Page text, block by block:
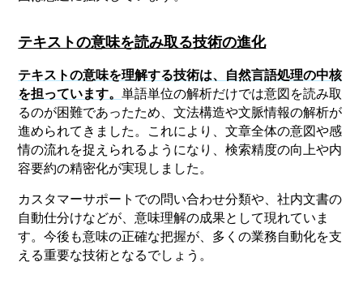
テキストの意味を読み取る技術の進化
テキストの意味を理解する技術は、自然言語処理の中核
を担っています。単語単位の解析だけでは意図を読み取
るのが困難であったため、文法構造や文脈情報の解析が
進められてきました。これにより、文章全体の意図や感
情の流れを捉えられるようになり、検索精度の向上や内
容要約の精密化が実現しました。
カスタマーサポートでの問い合わせ分類や、社内文書の
自動仕分けなどが、意味理解の成果として現れていま
す。今後も意味の正確な把握が、多くの業務自動化を支
える重要な技術となるでしょう。